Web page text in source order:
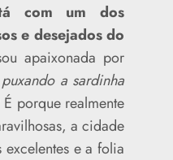
com um dos
e desejados do
apaixonada por
puxando a sardinha
porque realmente
a cidade
e a folia